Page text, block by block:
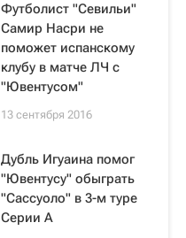
Футболист "Севильи"
Самир Насри не
поможет испанскому
клубу в матче ЛЧ с
"Ювентусом"
13 сентября 2016
Дубль Игуаина помог
"Ювентусу" обыграть
"Сассуоло" в 3-м туре
Серии А